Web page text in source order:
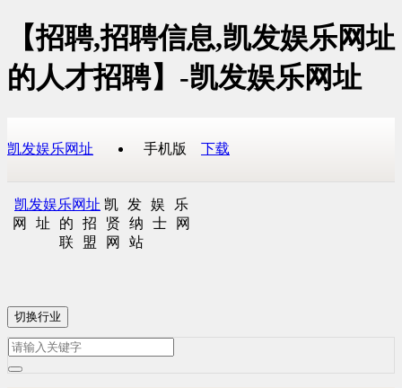
【招聘,招聘信息,凯发娱乐网址
的人才招聘】-凯发娱乐网址
凯发娱乐网址 手机版 下载
凯发娱乐网址 凯发娱乐
网址的招贤纳士网
联盟网站
切换行业